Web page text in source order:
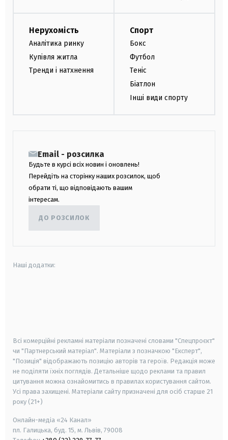
Нерухомість
Аналітика ринку
Купівля житла
Тренди і натхнення
Спорт
Бокс
Футбол
Теніс
Біатлон
Інші види спорту
Email - розсилка
Будьте в курсі всіх новин і оновлень!
Перейдіть на сторінку наших розсилок, щоб
обрати ті, що відповідають вашим
інтересам.
ДО РОЗСИЛОК
Наші додатки:
Всі комерційні рекламні матеріали позначені словами "Спецпроєкт"
чи "Партнерський матеріал". Матеріали з позначкою "Експерт",
"Позиція" відображають позицію авторів та героїв. Редакція може
не поділяти їхніх поглядів. Детальніше щодо реклами та правил
цитування можна ознайомитись в правилах користування сайтом.
Усі права захищені. Матеріали сайту призначені для осіб старше 21
року (21+)
Онлайн-медіа «24 Канал»
пл. Галицька, буд. 15, м. Львів, 79008